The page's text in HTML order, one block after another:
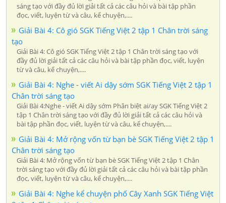
sáng tạo với đầy đủ lời giải tất cả các câu hỏi và bài tập phần
đọc, viết, luyện từ và câu, kể chuyện,....
Giải Bài 4: Cô gió SGK Tiếng Việt 2 tập 1 Chân trời sáng
tạo
Giải Bài 4: Cô gió SGK Tiếng Việt 2 tập 1 Chân trời sáng tạo với
đầy đủ lời giải tất cả các câu hỏi và bài tập phần đọc, viết, luyện
từ và câu, kể chuyện,....
Giải Bài 4: Nghe - viết Ai dậy sớm SGK Tiếng Việt 2 tập 1
Chân trời sáng tạo
Giải Bài 4:Nghe - viết Ai dậy sớm Phân biệt ai/ay SGK Tiếng Việt 2
tập 1 Chân trời sáng tạo với đầy đủ lời giải tất cả các câu hỏi và
bài tập phần đọc, viết, luyện từ và câu, kể chuyện,....
Giải Bài 4: Mở rộng vốn từ bạn bè SGK Tiếng Việt 2 tập 1
Chân trời sáng tạo
Giải Bài 4: Mở rộng vốn từ bạn bè SGK Tiếng Việt 2 tập 1 Chân
trời sáng tạo với đầy đủ lời giải tất cả các câu hỏi và bài tập phần
đọc, viết, luyện từ và câu, kể chuyện,....
Giải Bài 4: Nghe kể chuyện phố Cây Xanh SGK Tiếng Việt